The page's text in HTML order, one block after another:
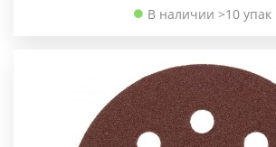
В наличии >10 упак